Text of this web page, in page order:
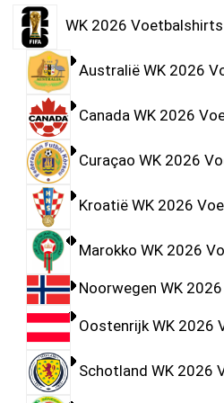
WK 2026 Voetbalshirts
Australië WK 2026
Canada WK 2026
Curaçao WK 2026
Kroatië WK 2026
Marokko WK 2026
Noorwegen WK
Oostenrijk WK 2026
Schotland WK 2026